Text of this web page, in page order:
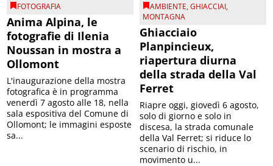
FOTOGRAFIA
Anima Alpina, le
fotografie di Ilenia
Noussan in mostra a
Ollomont
L'inaugurazione della mostra
fotografica è in programma
venerdì 7 agosto alle 18, nella
sala espositiva del Comune di
Ollomont; le immagini esposte
sa...
AMBIENTE,GHIACCIAI,
MONTAGNA
Ghiacciaio
Planpincieux,
riapertura diurna
della strada della Val
Ferret
Riapre oggi, giovedì 6 agosto,
solo di giorno e solo in
discesa, la strada comunale
della Val Ferret; si riduce lo
scenario di rischio, in
movimento u...